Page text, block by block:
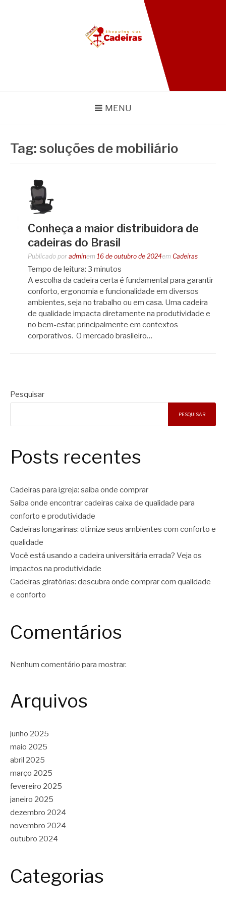
BLOG SHOPPING DAS
CADEIRAS
MENU
Tag:soluções de mobiliário
Conheça a maior distribuidora de
cadeiras do Brasil
Publicado por adminem 16 de outubro de 2024em Cadeiras
Tempo de leitura: 3 minutos
A escolha da cadeira certa é fundamental para garantir
conforto, ergonomia e funcionalidade em diversos
ambientes, seja no trabalho ou em casa. Uma cadeira
de qualidade impacta diretamente na produtividade e
no bem-estar, principalmente em contextos
corporativos. O mercado brasileiro…
Pesquisar
PESQUISAR
Posts recentes
Cadeiras para igreja: saiba onde comprar
Saiba onde encontrar cadeiras caixa de qualidade para
conforto e produtividade
Cadeiras longarinas: otimize seus ambientes com conforto e
qualidade
Você está usando a cadeira universitária errada? Veja os
impactos na produtividade
Cadeiras giratórias: descubra onde comprar com qualidade
e conforto
Comentários
Nenhum comentário para mostrar.
Arquivos
junho 2025
maio 2025
abril 2025
março 2025
fevereiro 2025
janeiro 2025
dezembro 2024
novembro 2024
outubro 2024
Categorias